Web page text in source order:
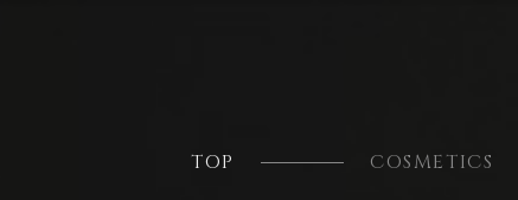
TOP COSMETICS